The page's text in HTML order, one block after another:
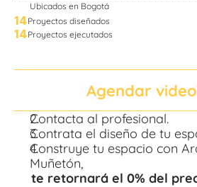
Ubicados en Bogotá
14Proyectos diseñados
14Proyectos ejecutados
Agendar
Contacta al profesional.
Contrata el diseño de tu
Construye tu espacio con
Muñetón,
te retornará el 0% del